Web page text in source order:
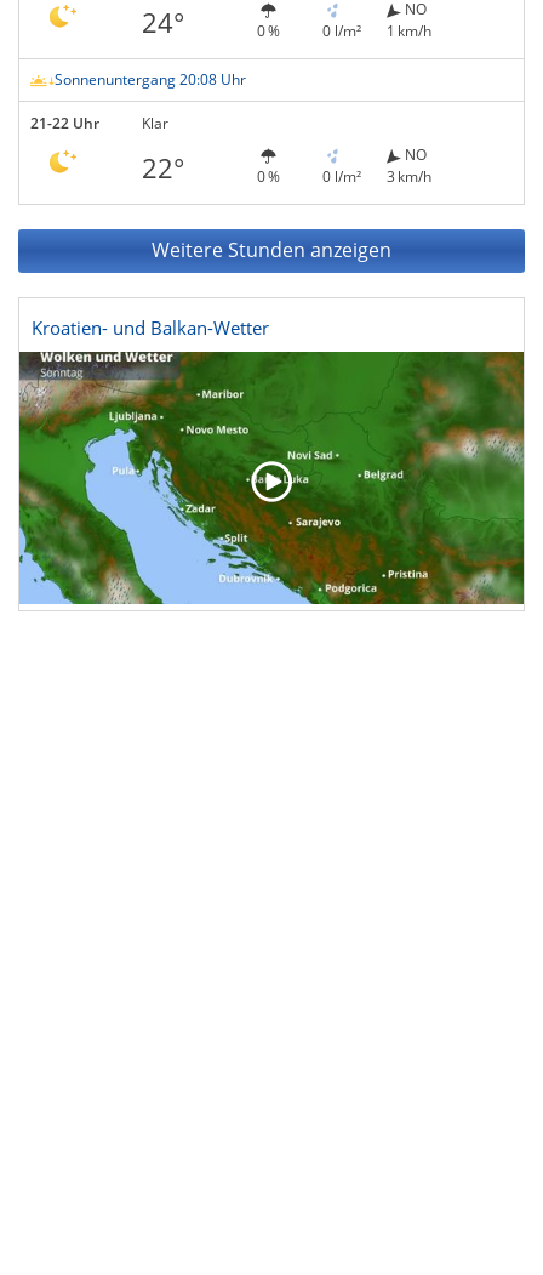
24° 0 % 0 l/m²
NO
1 km/h
Sonnenuntergang 20:08 Uhr
21-22 Uhr Klar
22° 0 % 0 l/m²
NO
3 km/h
Weitere Stunden anzeigen
Kroatien- und Balkan-Wetter